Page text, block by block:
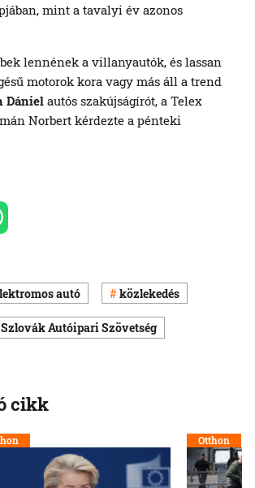
mint a tavalyi év azonos
lennének a villanyautók, és lassan
motorok kora vagy más áll a trend
Dániel autós szakújságírót, a Telex
Norbert kérdezte a pénteki
autó közlekedés
Szlovák Autóipari Szövetség
cikk
Otthon